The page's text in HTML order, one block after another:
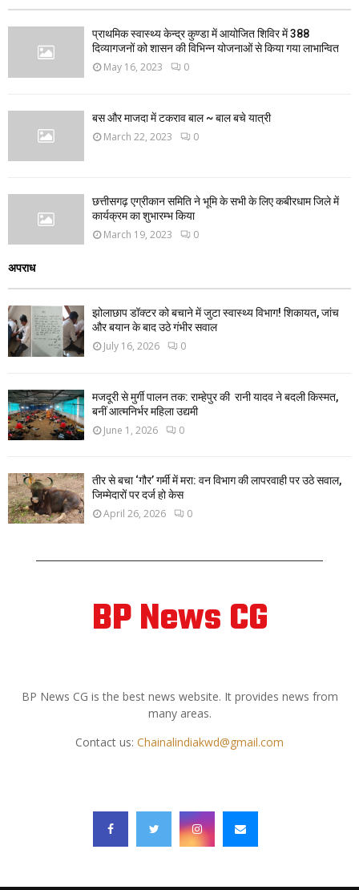
प्राथमिक स्वास्थ्य केन्द्र कुण्डा में आयोजित शिविर में 388
दिव्यागजनों को शासन की विभिन्न योजनाओं से किया गया लाभान्वित
May 16, 2023 0
बस और माजदा में टकराव बाल ~ बाल बचे यात्री
March 22, 2023 0
छत्तीसगढ़ एग्रीकान समिति ने भूमि के सभी के लिए कबीरधाम जिले में
कार्यक्रम का शुभारम्भ किया
March 19, 2023 0
अपराध
झोलाछाप डॉक्टर को बचाने में जुटा स्वास्थ्य विभाग! शिकायत, जांच
और बयान के बाद उठे गंभीर सवाल
July 16, 2026 0
मजदूरी से मुर्गी पालन तक: राम्हेपुर की रानी यादव ने बदली किस्मत,
बनीं आत्मनिर्भर महिला उद्यमी
June 1, 2026 0
तीर से बचा ‘गौर’ गर्मी में मरा: वन विभाग की लापरवाही पर उठे सवाल,
जिम्मेदारों पर दर्ज हो केस
April 26, 2026 0
BP News CG
BP News CG is the best news website. It provides news from
many areas.
Contact us: Chainalindiakwd@gmail.com